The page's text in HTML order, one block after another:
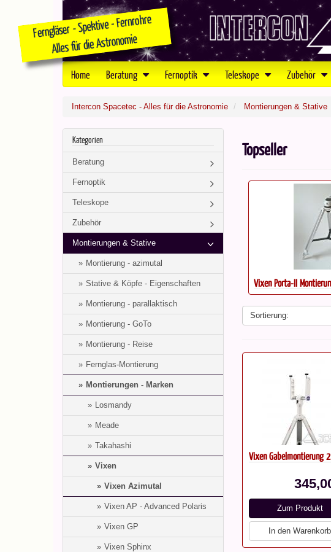
Home Beratung Fernoptik Teleskope Zubehör
Intercon Spacetec - Alles für die Astronomie Montierungen & Stative
Kategorien
Beratung
Fernoptik
Teleskope
Zubehör
Montierungen & Stative
Montierung - azimutal
Stative & Köpfe - Eigenschaften
Montierung - parallaktisch
Montierung - GoTo
Montierung - Reise
Fernglas-Montierung
Montierungen - Marken
Losmandy
Meade
Takahashi
Vixen
Vixen Azimutal
Vixen AP - Advanced Polaris
Vixen GP
Vixen Sphinx
Topseller
Vixen Porta-II
Sortierung:
Vixen Gabelmontierung
Zum Produkt
In den Warenkorb